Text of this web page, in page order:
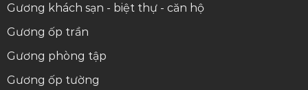
Gương khách sạn - biệt thự - căn hộ
Gương ốp trần
Gương phòng tập
Gương ốp tường